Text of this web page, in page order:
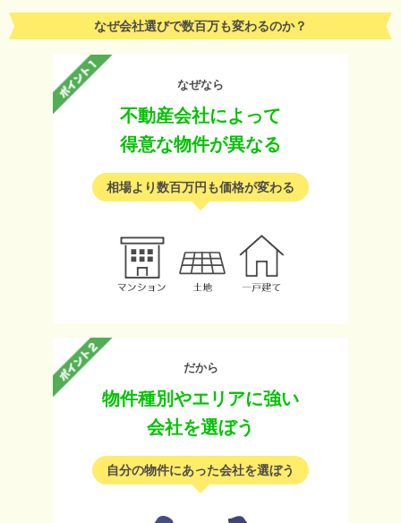
なぜ会社選びで数百万も変わるのか？
なぜなら
不動産会社によって
得意な物件が異なる
相場より数百万円も価格が変わる
だから
物件種別やエリアに強い
会社を選ぼう
自分の物件にあった会社を選ぼう